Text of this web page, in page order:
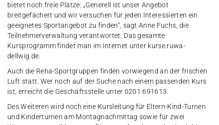
bietet noch freie Plätze. „Generell ist unser Angebot
breitgefächert und wir versuchen für jeden Interessierten ein
geeignetes Sportangebot zu finden“, sagt Anne Fuchs, die
Teilnehmerverwaltung verantwortet. Das gesamte
Kursprogramm findet man im Internet unter kurse.ruwa-
dellwig.de.
Auch die Reha-Sportgruppen finden vorwiegend an der frischen
Luft statt. Wer noch auf der Suche nach einem passenden Kurs
ist, erreicht die Geschäftsstelle unter 0201 691613.
Des Weiteren wird noch eine Kursleitung für Eltern-Kind-Turnen
und Kinderturnen am Montagnachmittag sowie für zwei